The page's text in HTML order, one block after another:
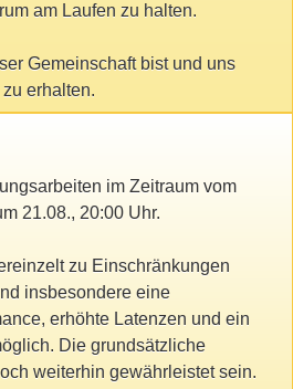
am Laufen zu halten.
Gemeinschaft bist und uns
erhalten.
im Zeitraum vom
21.08., 20:00 Uhr.
zu Einschränkungen
insbesondere eine
erhöhte Latenzen und ein
Die grundsätzliche
weiterhin gewährleistet sein.